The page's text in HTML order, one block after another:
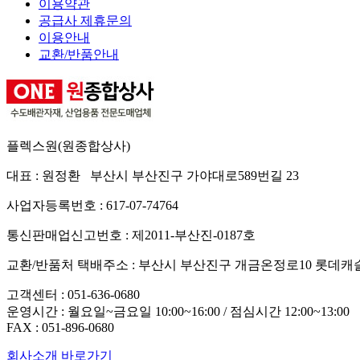
이용약관
공급사 제휴문의
이용안내
교환/반품안내
플렉스원(원종합상사)
대표 : 원정환 부산시 부산진구 가야대로589번길 23
사업자등록번호 : 617-07-74764
통신판매업신고번호 : 제2011-부산진-0187호
교환/반품처 택배주소 : 부산시 부산진구 개금온정로10 롯데
고객센터 : 051-636-0680
운영시간 : 월요일~금요일 10:00~16:00 / 점심시간 12:00~13:00
FAX : 051-896-0680
회사소개 바로가기